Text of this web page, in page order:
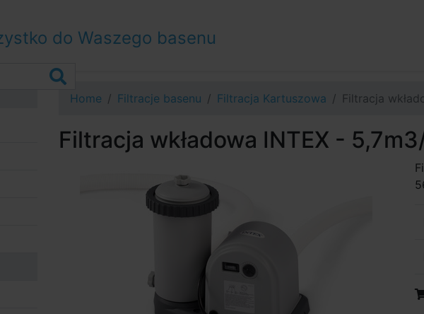
do Waszego basenu
Home Filtracje basenu Filtracja Kartuszowa Filtracja
Filtracja wkładowa INTEX -